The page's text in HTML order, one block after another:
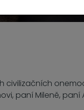
civilizačních
paní Mileně,